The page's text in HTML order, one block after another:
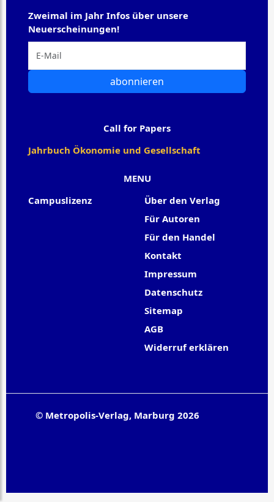
MENU
Campuslizenz
Über den Verlag
Für Autoren
Für den Handel
Kontakt
Impressum
Datenschutz
Sitemap
AGB
Widerruf erklären
Zweimal im Jahr Infos über unsere
Neuerscheinungen!
abonnieren
Call for Papers
Jahrbuch Ökonomie und Gesellschaft
© Metropolis-Verlag, Marburg 2026